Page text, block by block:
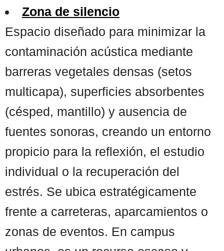
Zona de silencio
Espacio diseñado para minimizar la
contaminación acústica mediante
barreras vegetales densas (setos
multicapa), superficies absorbentes
(césped, mantillo) y ausencia de
fuentes sonoras, creando un entorno
propicio para la reflexión, el estudio
individual o la recuperación del
estrés. Se ubica estratégicamente
frente a carreteras, aparcamientos o
zonas de eventos. En campus